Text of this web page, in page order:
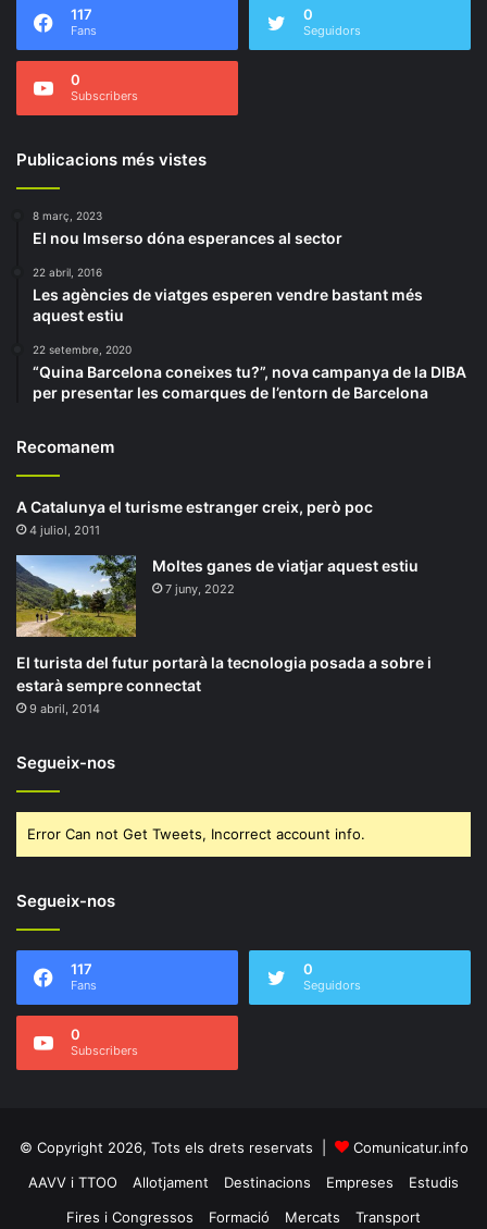
117
Fans
0
Seguidors
0
Subscribers
Publicacions més vistes
8 març, 2023
El nou Imserso dóna esperances al sector
22 abril, 2016
Les agències de viatges esperen vendre bastant més
aquest estiu
22 setembre, 2020
“Quina Barcelona coneixes tu?”, nova campanya de la DIBA
per presentar les comarques de l’entorn de Barcelona
Recomanem
A Catalunya el turisme estranger creix, però poc
4 juliol, 2011
Moltes ganes de viatjar aquest estiu
7 juny, 2022
El turista del futur portarà la tecnologia posada a sobre i
estarà sempre connectat
9 abril, 2014
Segueix-nos
Error Can not Get Tweets, Incorrect account info.
Segueix-nos
117
Fans
0
Seguidors
0
Subscribers
© Copyright 2026, Tots els drets reservats |
Comunicatur.info
AAVV i TTOO
Allotjament Destinacions Empreses
Estudis
Fires i Congressos
Formació Mercats Transport